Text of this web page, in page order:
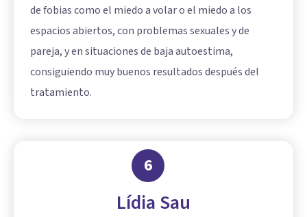
de fobias como el miedo a volar o el miedo a los
espacios abiertos, con problemas sexuales y de
pareja, y en situaciones de baja autoestima,
consiguiendo muy buenos resultados después del
tratamiento.
6
Lídia Sau